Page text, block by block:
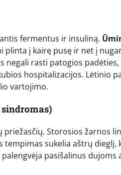
fermentus ir insuliną.
į kairę pusę ir net į
negali rasti patogios
hospitalizacijos. Lėtinio
vartojimo.
priežasčių. Storosios žarnos
sukelia aštrų
pasišalinus dujoms